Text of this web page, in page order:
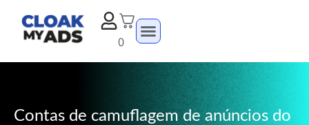
0
Contas de camuflagem de anúncios do